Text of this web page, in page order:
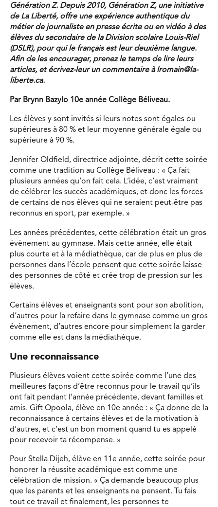
Génération Z. Depuis 2010, Génération Z, une initiative
de La Liberté, offre une expérience authentique du
métier de journaliste en presse écrite ou en vidéo à des
élèves du secondaire de la Division scolaire Louis-Riel
(DSLR), pour qui le français est leur deuxième langue.
Afin de les encourager, prenez le temps de lire leurs
articles, et écrivez-leur un commentaire à lromain@la-
liberte.ca.
Par Brynn Bazylo 10e année Collège Béliveau.
Les élèves y sont invités si leurs notes sont égales ou
supérieures à 80 % et leur moyenne générale égale ou
supérieure à 90 %.
Jennifer Oldfield, directrice adjointe, décrit cette soirée
comme une tradition au Collège Béliveau : « Ça fait
plusieurs années qu’on fait cela. L’idée, c’est vraiment
de célébrer les succès académiques, et donc les forces
de certains de nos élèves qui ne seraient peut-être pas
reconnus en sport, par exemple. »
Les années précédentes, cette célébration était un gros
évènement au gymnase. Mais cette année, elle était
plus courte et à la médiathèque, car de plus en plus de
personnes dans l’école pensent que cette soirée laisse
des personnes de côté et crée trop de pression sur les
élèves.
Certains élèves et enseignants sont pour son abolition,
d’autres pour la refaire dans le gymnase comme un gros
évènement, d’autres encore pour simplement la garder
comme elle est dans la médiathèque.
Une reconnaissance
Plusieurs élèves voient cette soirée comme l’une des
meilleures façons d’être reconnus pour le travail qu’ils
ont fait pendant l’année précédente, devant familles et
amis. Gift Opoola, élève en 10e année : « Ça donne de la
reconnaissance à certains élèves et de la motivation à
d’autres, et c’est un bon moment quand tu es appelé
pour recevoir ta récompense. »
Pour Stella Dijeh, élève en 11e année, cette soirée pour
honorer la réussite académique est comme une
célébration de mission. « Ça demande beaucoup plus
que les parents et les enseignants ne pensent. Tu fais
tout ce travail et finalement, les personnes te